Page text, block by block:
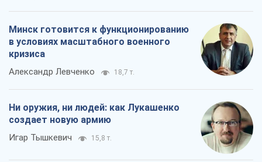
Минск готовится к функционированию
в условиях масштабного военного
кризиса
Александр Левченко 18,7 т.
Ни оружия, ни людей: как Лукашенко
создает новую армию
Игар Тышкевич 15,8 т.